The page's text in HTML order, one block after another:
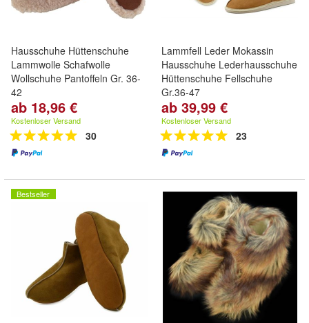
Hausschuhe Hüttenschuhe
Lammwolle Schafwolle
Wollschuhe Pantoffeln Gr. 36-
42
ab 18,96 €
Kostenloser Versand
30
Lammfell Leder Mokassin
Hausschuhe Lederhausschuhe
Hüttenschuhe Fellschuhe
Gr.36-47
ab 39,99 €
Kostenloser Versand
23
Bestseller